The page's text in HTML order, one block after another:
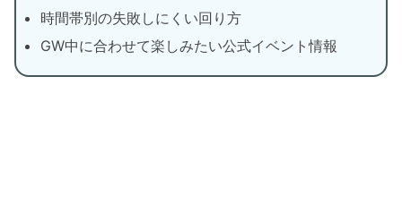
時間帯別の失敗しにくい回り方
GW中に合わせて楽しみたい公式イベント情報